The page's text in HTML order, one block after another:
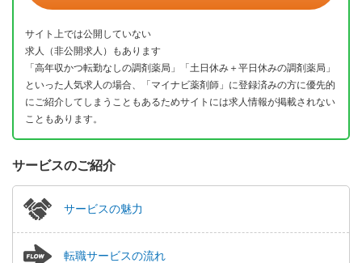
サイト上では公開していない
求人（非公開求人）もあります
「高年収かつ転勤なしの調剤薬局」「土日休み＋平日休みの調剤薬局」
といった人気求人の場合、「マイナビ薬剤師」に登録済みの方に優先的
にご紹介してしまうこともあるためサイトには求人情報が掲載されない
こともあります。
サービスのご紹介
サービスの魅力
転職サービスの流れ